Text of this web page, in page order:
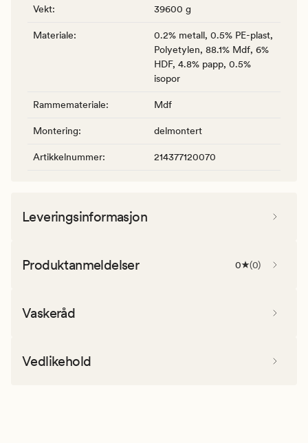
Vekt: 39600 g
Materiale:
0.2% metall, 0.5% PE-plast,
Polyetylen, 88.1% Mdf, 6%
HDF, 4.8% papp, 0.5%
isopor
Rammemateriale: Mdf
Montering: delmontert
Artikkelnummer: 214377120070
Leveringsinformasjon
Produktanmeldelser 0 (0)
Vaskeråd
Vedlikehold